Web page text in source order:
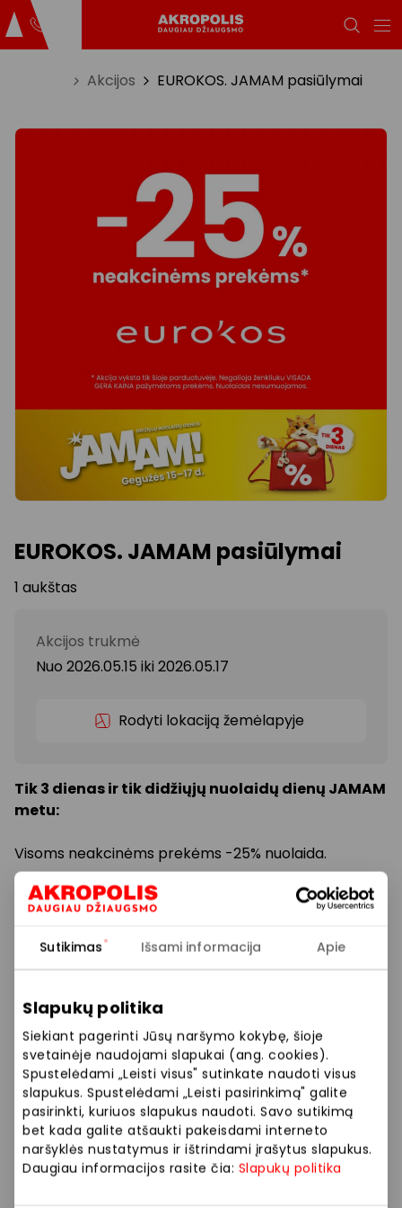
Sutikimas Išsami informacija Apie
Slapukų politika
Siekiant pagerinti Jūsų naršymo kokybę, šioje
svetainėje naudojami slapukai (ang. cookies).
Spustelėdami „Leisti visus" sutinkate naudoti visus
slapukus. Spustelėdami „Leisti pasirinkimą" galite
pasirinkti, kuriuos slapukus naudoti. Savo sutikimą
bet kada galite atšaukti pakeisdami interneto
naršyklės nustatymus ir ištrindami įrašytus slapukus.
Daugiau informacijos rasite čia: Slapukų politika
Akcijos EUROKOS. JAMAM pasiūlymai
EUROKOS. JAMAM pasiūlymai
1 aukštas
Akcijos trukmė
Nuo 2026.05.15 iki 2026.05.17
Rodyti lokaciją žemėlapyje
Tik 3 dienas ir tik didžiųjų nuolaidų dienų JAMAM
metu:
Visoms neakcinėms prekėms -25% nuolaida.
*Akcija vyksta tik šioje parduotuvėje. Negalioja
ženkliuku VISADA GERA KAINA pažymėtoms
prekėms. Nuolaidos nesumuojamos.
Prekybos ir pramogų centre „AKROPOLIS“
veikiančios parduotuvės ir paslaugų teikėjai
savarankiškai nustato taikomas nuolaidas, jų
dydžius bei kitas aktualias sąlygas.
Stengiamės kuo tiksliau pateikti aktualią
informaciją, tačiau, jei kyla neatitikimų tarp mūsų
tinklalapyje pateiktos informacijos ir faktinės
informacijos parduotuvėje ar paslaugų teikimo